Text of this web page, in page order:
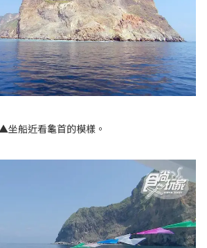
▲坐船近看龜首的模樣。